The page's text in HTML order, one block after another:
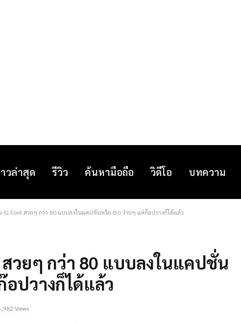
วล่าสุด รีวิว ค้นหามือถือ วิดีโอ บทความ
IG Font สวยๆ กว่า 80 แบบลงในแคปชั่นหรือ Bio ง่ายๆ แค่ก๊อปวางก็ได้แล้ว
สวยๆ กว่า 80 แบบลงในแคปชั่น
อปวางก็ได้แล้ว
Views